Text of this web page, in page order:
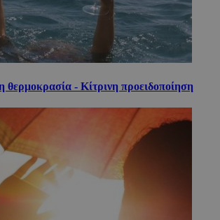
θερμοκρασία - Κίτρινη προειδοποίηση